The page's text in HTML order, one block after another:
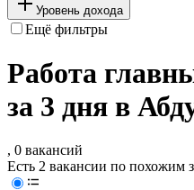
Уровень дохода
Ещё фильтры
Работа
за 3 дня в
, 0 вакансий
Есть 2 вакансии по похожим